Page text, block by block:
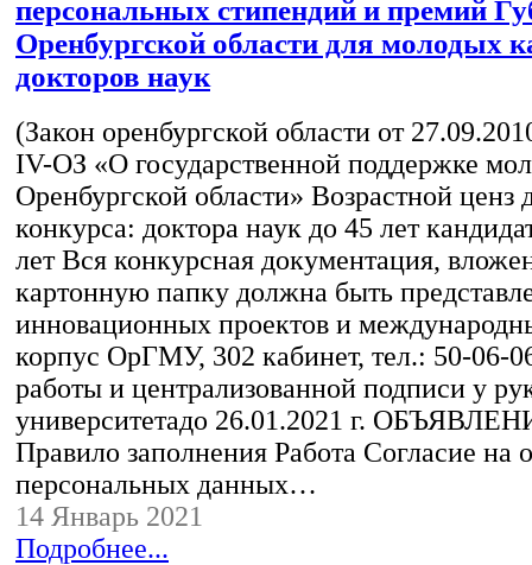
персональных стипендий и премий
Оренбургской области для молодых
докторов наук
(Закон оренбургской области от
IV-ОЗ «О государственной поддержке
Оренбургской области» Возрастной ценз
конкурса: доктора наук до 45 лет
лет Вся конкурсная документация,
картонную папку должна быть
инновационных проектов и
корпус ОрГМУ, 302 кабинет, тел.: 50-06-
работы и централизованной подписи у
университетадо 26.01.2021 г.
Правило заполнения Работа Согласие на
персональных данных…
14 Январь 2021
Подробнее...